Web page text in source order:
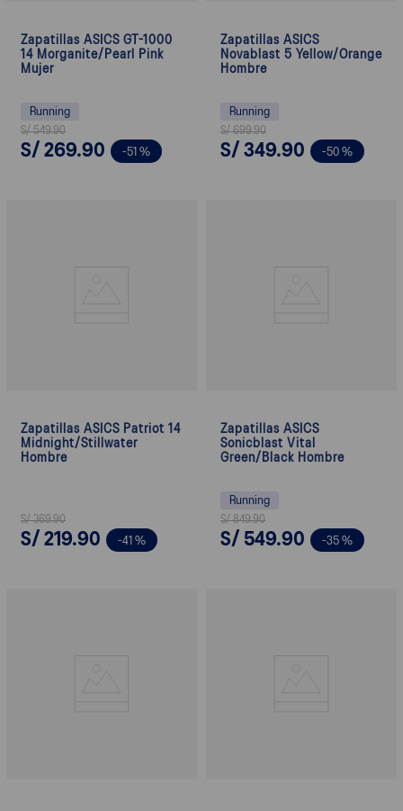
Zapatillas ASICS GT-1000
14 Morganite/Pearl Pink
Mujer
Running
S/ 549.90
S/ 269.90 -51 %
Zapatillas ASICS
Novablast 5 Yellow/Orange
Hombre
Running
S/ 699.90
S/ 349.90 -50 %
Zapatillas ASICS Patriot 14
Midnight/Stillwater
Hombre
S/ 369.90
S/ 219.90 -41 %
Zapatillas ASICS
Sonicblast Vital
Green/Black Hombre
Running
S/ 849.90
S/ 549.90 -35 %